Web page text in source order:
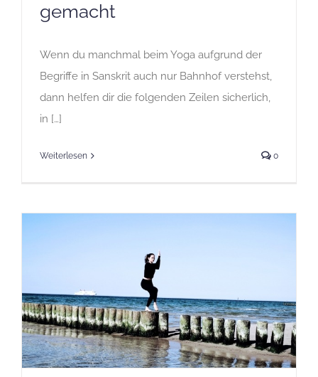
gemacht
Wenn du manchmal beim Yoga aufgrund der
Begriffe in Sanskrit auch nur Bahnhof verstehst,
dann helfen dir die folgenden Zeilen sicherlich,
in […]
Weiterlesen 0